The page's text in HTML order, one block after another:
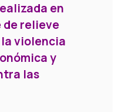
en
de relieve
violencia
y
las